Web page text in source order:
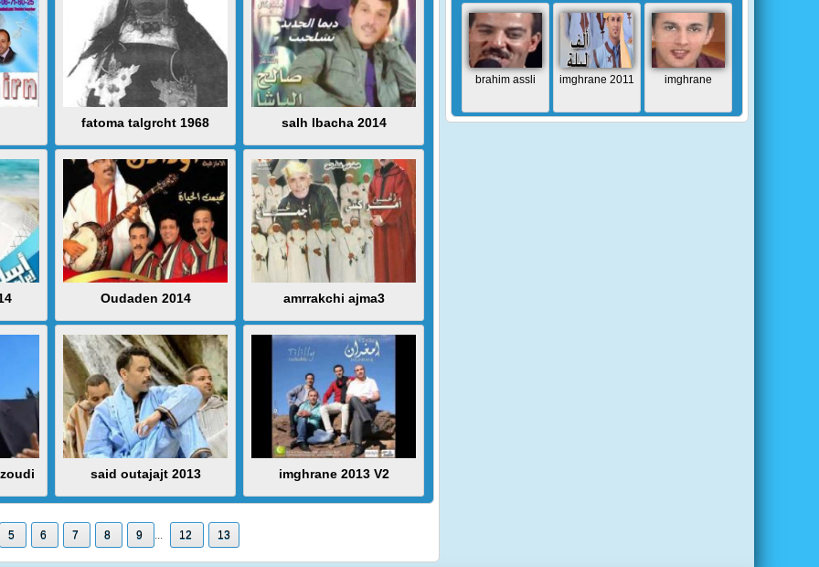
fatoma talgrcht 1968 salh lbacha 2014
Oudaden 2014 amrrakchi ajma3
said outajajt 2013 imghrane 2013 V2
5 6 7 8 9 ... 12 13
brahim assli imghrane 2011 imghrane